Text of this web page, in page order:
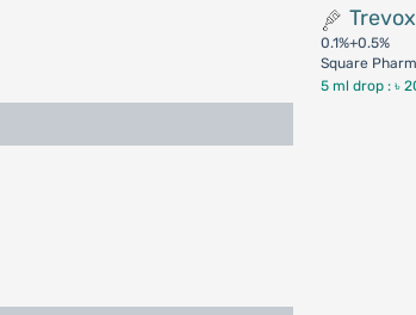
0.1%+0.5%
Square
5 ml drop :৳